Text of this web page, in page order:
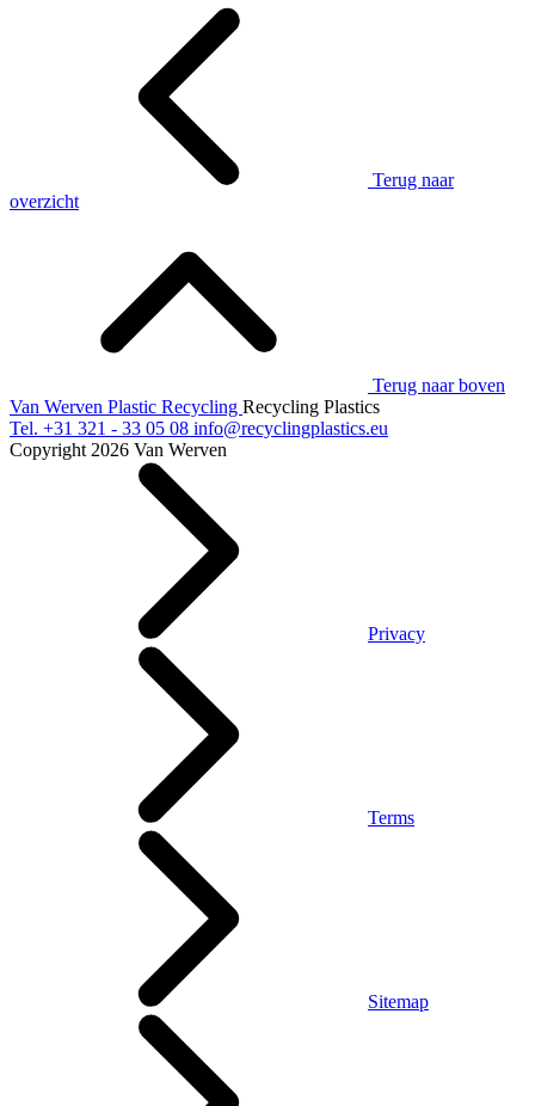
Terug naar
overzicht
Terug naar boven
Van Werven Plastic Recycling Recycling Plastics
Tel. +31 321 - 33 05 08 info@recyclingplastics.eu
Copyright 2026 Van Werven
Privacy
Terms
Sitemap